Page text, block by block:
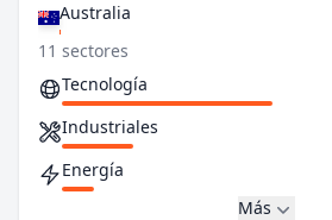
Australia
11 sectores
Tecnología
Industriales
Energía
Más